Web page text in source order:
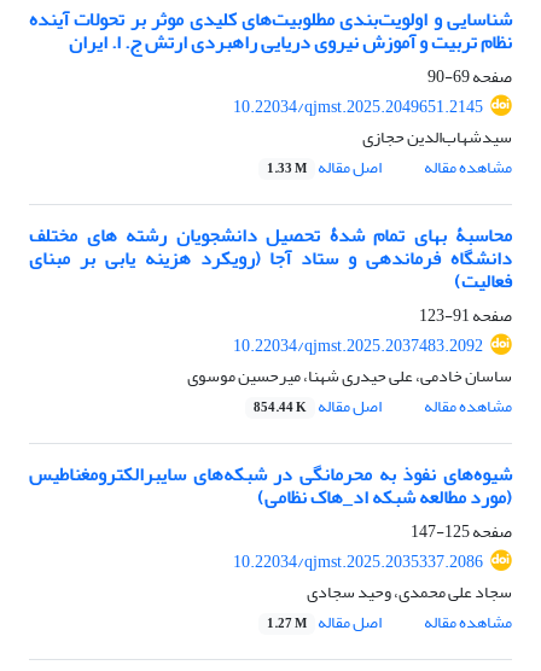
شناسایی و اولویت‌بندی مطلوبیت‌های کلیدی موثر بر تحولات آینده
نظام تربیت و آموزش نیروی دریایی راهبردی ارتش ج. ا. ایران
صفحه69-90
10.22034/qjmst.2025.2049651.2145
سیدشهاب‌الدین حجازی
مشاهده مقاله
اصل مقاله 1.33 M
محاسبۀ بهای تمام شدۀ تحصیل دانشجویان رشته های مختلف
دانشگاه فرماندهی و ستاد آجا (رویکرد هزینه یابی بر مبنای
فعالیت)
صفحه91-123
10.22034/qjmst.2025.2037483.2092
ساسان خادمی، علی حیدری شهنا، میرحسین موسوی
مشاهده مقاله
اصل مقاله 854.44 K
شیوه‌های نفوذ به محرمانگی در شبکه‌های سایبرالکترومغناطیس
(مورد مطالعه شبکه اد_هاک نظامی)
صفحه125-147
10.22034/qjmst.2025.2035337.2086
سجاد علی محمدی، وحید سجادی
مشاهده مقاله
اصل مقاله 1.27 M